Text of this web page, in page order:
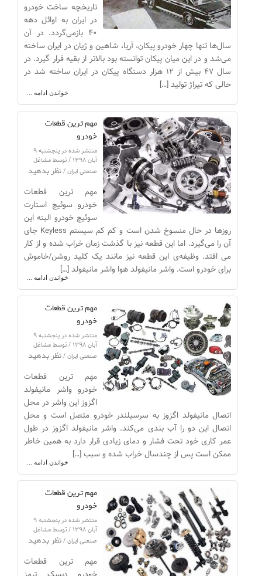
تاریخچه ساخت خودرو
در ایران به اوائل دهه
۴۰ بازمی‌گردد. در آن
سال‌ها تنها چهار خودرو پیکان، آریا، شاهین و ژیان در ایران ساخته
می‌شد و در این میان پیکان توانسته بود بالاتر از بقیه قرار گیرد. در
سال ۴۷ بیش از ۱۲ هزار دستگاه پیکان در ایران ساخته شد در
حالی که تیراژ تولید […]
خواندن ادامه ...
مهم ترین قطعات
خودرو
منتشر شده در پنجشنبه ۹
آبان ۱۳۹۸ / توسط مشاغل
صنعتی ایران /نظر بدهید
مهم ترین قطعات
خودرو سوئیچ استارت
سوئیچ خودرو البته این
روزها در حال منسوخ شدن است و کم کم سیستم Keyless جای
آن را می‌گیرد. اما این قطعه نیز با گذشت زمان خراب شده و از کار
می افتد. وظیفه‌ی این قطعه نیز مانند یک کلید روشن/خاموش
برای خودرو است. واشر مانیفولد هوا واشر مانیفولد […]
خواندن ادامه ...
مهم ترین قطعات
خودرو
منتشر شده در پنجشنبه ۹
آبان ۱۳۹۸ / توسط مشاغل
صنعتی ایران /نظر بدهید
مهم ترین قطعات
خودرو واشر مانیفولد
اگزوز این واشر در محل
اتصال مانیفولد اگزوز به سرسیلندر خودرو متصل است و محل
اتصال این دو را آب بندی می‌کند. واشر مانیفولد اگزوز در طول
عمر کاری خود تحت فشار و دمای زیادی قرار دارد به همین خاطر
ممکن است پس از چندسال خراب شده و سبب […]
خواندن ادامه ...
مهم ترین قطعات
خودرو
منتشر شده در پنجشنبه ۹
آبان ۱۳۹۸ / توسط مشاغل
صنعتی ایران /نظر بدهید
مهم ترین قطعات